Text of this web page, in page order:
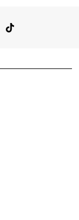
Tube
TikTok